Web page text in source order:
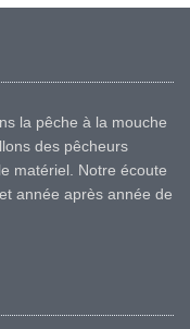
la pêche à la mouche
des pêcheurs
matériel. Notre écoute
année après année de